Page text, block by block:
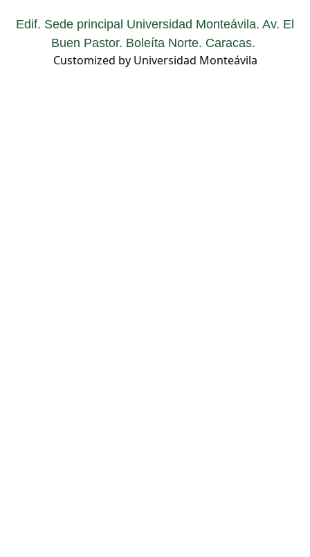
Edif. Sede principal Universidad Monteávila. Av. El
Buen Pastor. Boleíta Norte. Caracas.
Customized by Universidad Monteávila